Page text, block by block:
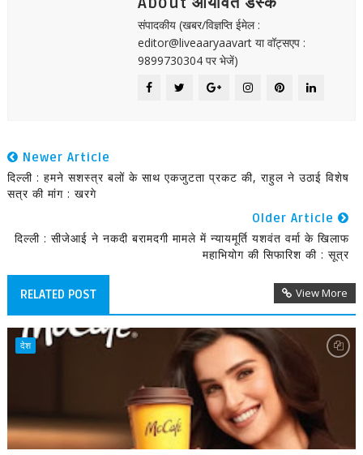
संपादकीय (खबर/विज्ञप्ति ईमेल :
editor@liveaaryaavart या वॉट्सएप :
9899730304 पर भेजें)
Newer Article
दिल्ली : हमने सशस्त्र बलों के साथ एकजुटता प्रकट की, राहुल ने उठाई विशेष
सत्र की मांग : खरगे
Older Article
दिल्ली : सीजेआई ने नकदी बरामदगी मामले में न्यायमूर्ति यशवंत वर्मा के खिलाफ
महाभियोग की सिफारिश की : सूत्र
RELATED POST View More
देश